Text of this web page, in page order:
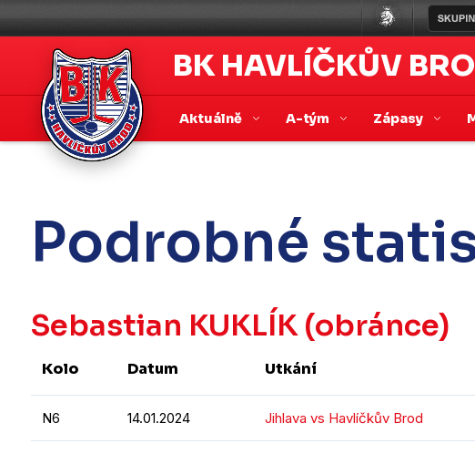
BK HAVLÍČKŮV
Aktuálně A-tým Zápasy
Podrobné
Sebastian KUKLÍK(obránce)
Kolo Datum Utkání
N6 14.01.2024 Jihlava vs Havlíčkův Brod